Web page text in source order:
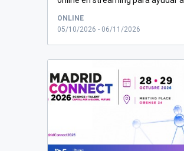
proye...
ONLINE
05/10/2026 - 06/11/2026